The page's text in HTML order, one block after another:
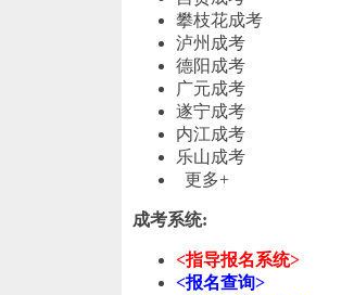
攀枝花成考
泸州成考
德阳成考
广元成考
遂宁成考
内江成考
乐山成考
更多+
成考系统:
<指导报名系统>
<报名查询>